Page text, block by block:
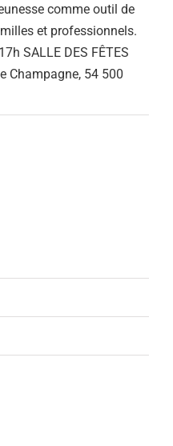
comme outil de
et professionnels.
SALLE DES FÊTES
Champagne, 54 500